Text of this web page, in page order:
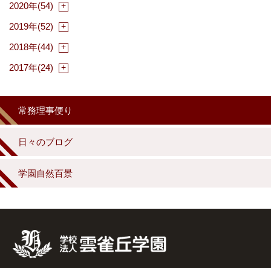
常務理事便り
日々のブログ
学園自然百景
2020年(54)
2019年(52)
2018年(44)
2017年(24)